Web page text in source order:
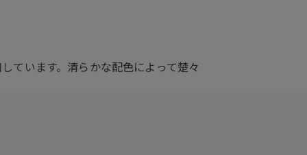
ています。清らかな配色によって楚々